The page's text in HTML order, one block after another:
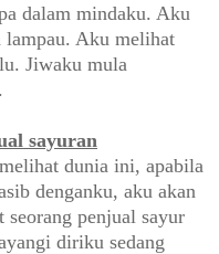
dalam mindaku. Aku
Aku melihat
Jiwaku mula
sayuran
dunia ini, apabila
denganku, aku akan
penjual sayur
diriku sedang